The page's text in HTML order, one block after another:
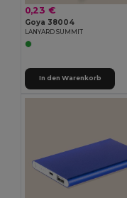
0,23 €
Goya 38004
LANYARD SUMMIT
In den Warenkorb